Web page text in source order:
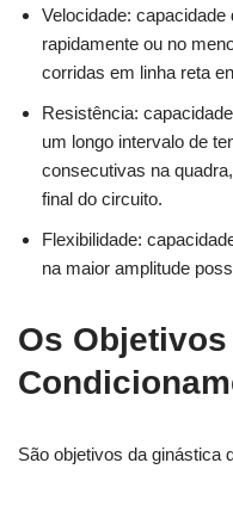
Velocidade:
rapidamente ou no
corridas em linha reta
Resistência:
um longo intervalo de
consecutivas na
final do circuito.
Flexibilidade:
na maior amplitude
Os
São objetivos da ginástica